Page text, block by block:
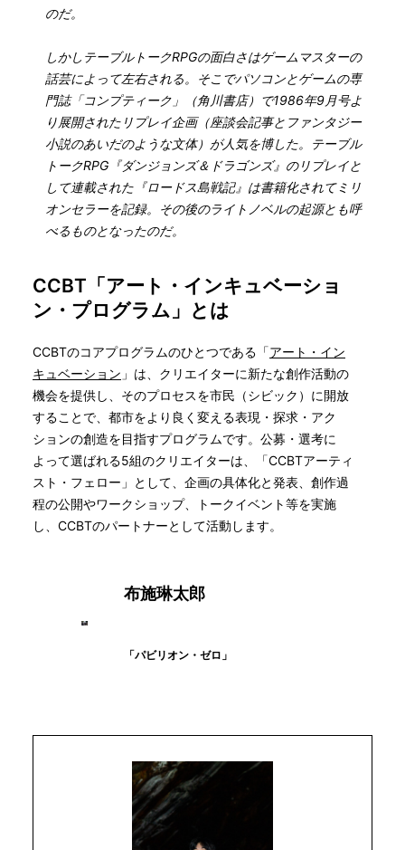
のだ。
しかしテーブルトークRPGの面白さはゲームマスターの
話芸によって左右される。そこでパソコンとゲームの専
門誌「コンプティーク」（角川書店）で1986年9月号よ
り展開されたリプレイ企画（座談会記事とファンタジー
小説のあいだのような文体）が人気を博した。テーブル
トークRPG『ダンジョンズ＆ドラゴンズ』のリプレイと
して連載された『ロードス島戦記』は書籍化されてミリ
オンセラーを記録。その後のライトノベルの起源とも呼
べるものとなったのだ。
CCBT「アート・インキュベーショ
ン・プログラム」とは
CCBTのコアプログラムのひとつである「アート・イン
キュベーション 」は、クリエイターに新たな創作活動の
機会を提供し、そのプロセスを市民（シビック）に開放
することで、都市をより良く変える表現・探求・アク
ションの創造を目指すプログラムです。公募・選考に
よって選ばれる5組のクリエイターは、「CCBTアーティ
スト・フェロー」として、企画の具体化と発表、創作過
程の公開やワークショップ、トークイベント等を実施
し、CCBTのパートナーとして活動します。
布施琳太郎
「パビリオン・ゼロ」